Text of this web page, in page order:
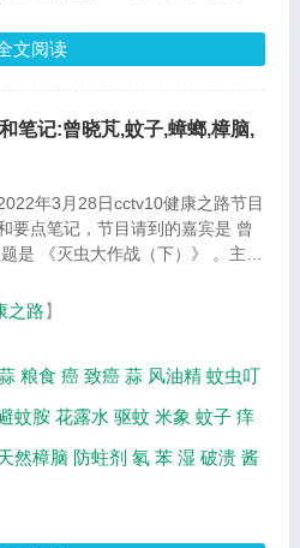
文阅读
笔记:曾晓芃,蚊子,蟑螂,樟脑,
年3月28日cctv10健康之路节目
要点笔记，节目请到的嘉宾是 曾
是 《灭虫大作战（下）》 。主要
。百年养生网提供视频全集的在线
之路】
粮食 癌 致癌 蒜 风油精 蚊虫叮
蚊胺 花露水 驱蚊 米象 蚊子 痒
然樟脑 防蛀剂 氡 苯 湿 破溃 酱